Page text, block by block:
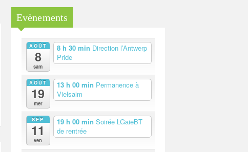
Evènements
AOÛT
8
sam
8 h 30 min Direction l’Antwerp
Pride
AOÛT
19
mer
13 h 00 min Permanence à
Vielsalm
SEP
11
ven
19 h 00 min Soirée LGaieBT
de rentrée